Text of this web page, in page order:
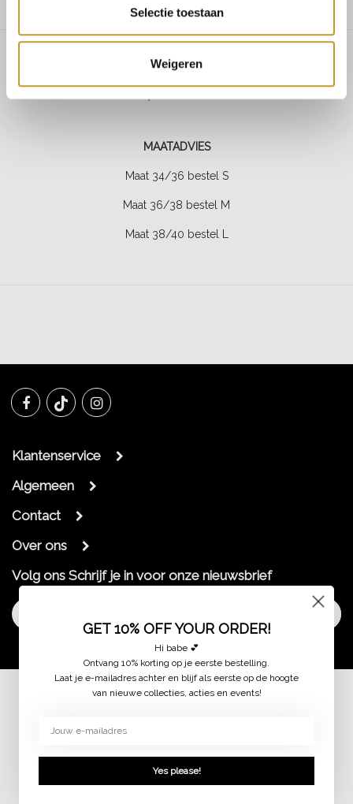
Selectie toestaan
Weigeren
Alanna printed dress
MAATADVIES
Maat 34/36 bestel S
Maat 36/38 bestel M
Maat 38/40 bestel L
Klantenservice
Algemeen
Contact
Over ons
Volg ons Schrijf je in voor onze nieuwsbrief
GET 10% OFF YOUR ORDER!
Hi babe 💕
Ontvang 10% korting op je eerste bestelling.
Laat je e-mailadres achter en blijf als eerste op de hoogte
van nieuwe collecties, acties en events!
Yes please!